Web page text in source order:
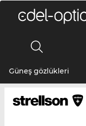
Güneş gözlükleri